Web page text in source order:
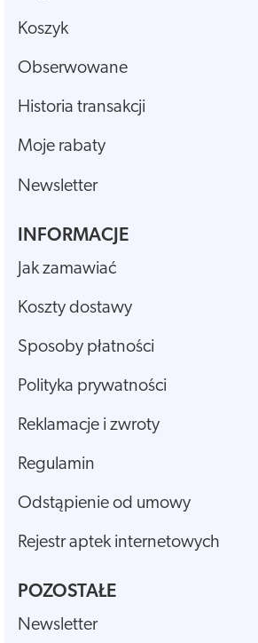
Koszyk
Obserwowane
Historia transakcji
Moje rabaty
Newsletter
INFORMACJE
Jak zamawiać
Koszty dostawy
Sposoby płatności
Polityka prywatności
Reklamacje i zwroty
Regulamin
Odstąpienie od umowy
Rejestr aptek internetowych
POZOSTAŁE
Newsletter